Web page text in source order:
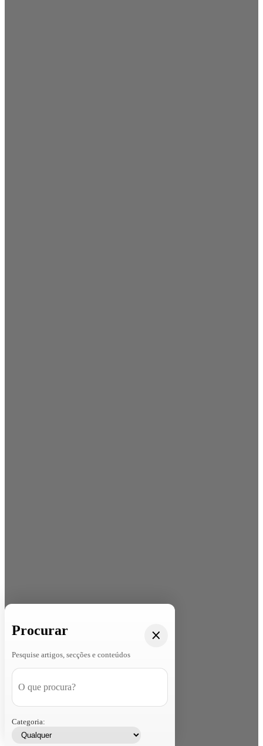
Procurar
Pesquise artigos, secções e conteúdos
Categoria: